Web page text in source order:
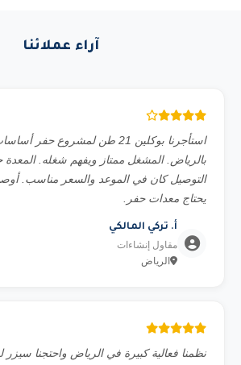
آراء عملائنا
استأجرنا بوكلين 21 طن لمشروع
بالرياض. المشغل ممتاز ويفهم شغله. المعدة
التوصيل كان في الموعد والسعر مناسب.
يحتاج معدات حفر.
أ. تركي المالكي
مقاول إنشاءات
الرياض
نظمنا فعالية كبيرة في الرياض واحتجنا سيزر